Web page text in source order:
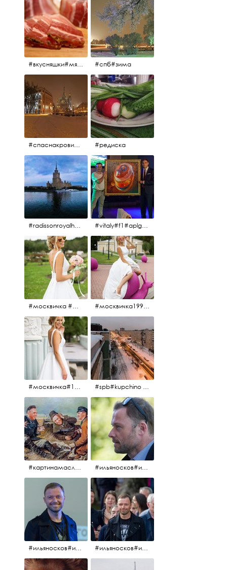
#вкусняшки#мясо #спб#зима
#спаснакрови#зима#спб #редиска
#radissonroyalhotel #рэдиссонройал#рэдиссонройалмосква #рекамосква#москва#гостиницаукраина#украина#hotel#отель#moscow @radissonroyalmoscow #vitaly#f1#aplgallery#formula1
#москвичка #москвичка1990#вднх2016 #июль2016 #1990 #москвичка1990@#июль2016 #вднх2016 #1990
#москвичка#1990#вднх2016#июль2016# #spb#kupchino #крышапотекла
#картинамаслом #картина #охотники#хорошеенастроение #aplgallery #ильяносков#ильяносков2016#очеммолчатфранцузы #санктпетербург #кино#фильфильфильм @ilya_noskov_official
#ильяносков#ильяносков_главныйгерой #санктпетербург #ленфильм# @ilya_noskov_official #контрибуция#очеммолчатфранцузы#эдуардпичугин #ильяносков#ильяносков_главныйгерой @ilya_noskov_official #очеммолчатфранцузы#очёммолчатфранцузы